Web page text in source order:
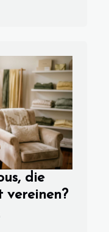
die
vereinen?